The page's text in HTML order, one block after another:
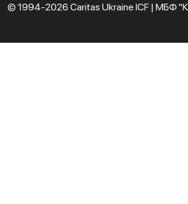
© 1994-2026 Caritas Ukraine ICF | МБФ